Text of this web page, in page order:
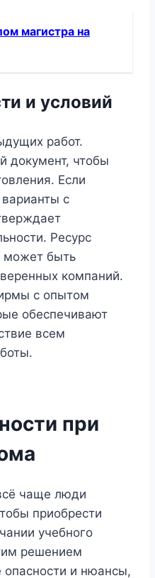
магистра на
и условий
работ.
документ, чтобы
Если
с
Ресурс
может быть
компаний.
с опытом
обеспечивают
всем
при
чаще люди
приобрести
учебного
решением
и нюансы,